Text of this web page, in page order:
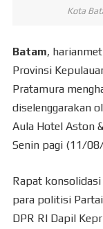
Kota
Batam,
Provinsi
Pratamura
diselenggarakan
Aula Hotel Aston
Senin pagi (11/
Rapat
para politisi
DPR RI Dapil